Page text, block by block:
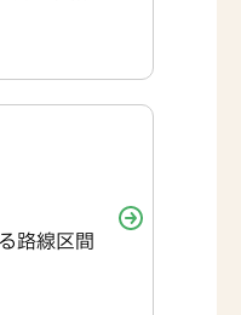
路線区間